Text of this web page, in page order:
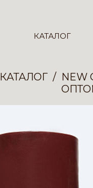
КАТАЛОГ
КАТАЛОГ
NEW